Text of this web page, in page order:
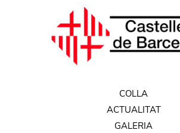
COLLA
ACTUALITAT
GALERIA